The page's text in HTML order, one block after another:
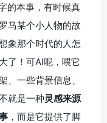
的本事，有时候真
马某个小人物的故
象那个时代的人怎
了！可AI呢，喂它
、一些背景信息、
就是一种灵感来源
，而是它提供了脚